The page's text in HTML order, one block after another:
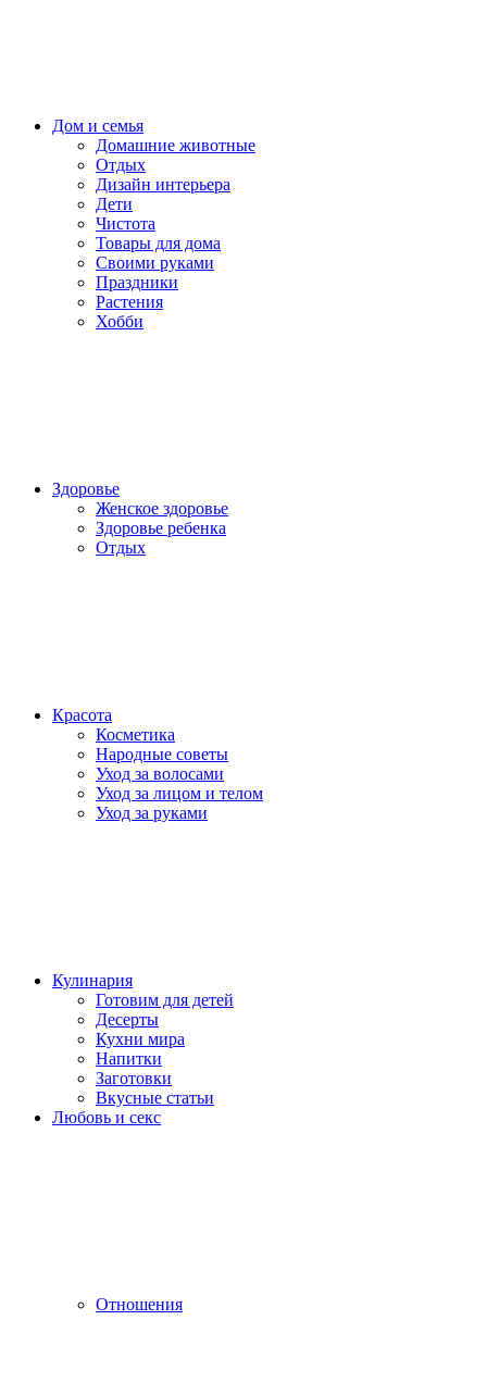
Дом и семья
Домашние животные
Отдых
Дизайн интерьера
Дети
Чистота
Товары для дома
Своими руками
Праздники
Растения
Хобби
Здоровье
Женское здоровье
Здоровье ребенка
Отдых
Красота
Косметика
Народные советы
Уход за волосами
Уход за лицом и телом
Уход за руками
Кулинария
Готовим для детей
Десерты
Кухни мира
Напитки
Заготовки
Вкусные статьи
Любовь и секс
Отношения